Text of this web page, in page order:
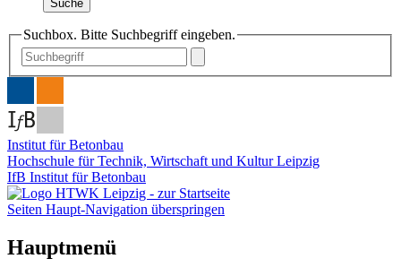
Suche
Suchbox. Bitte Suchbegriff eingeben.
Institut für Betonbau
Hochschule für Technik, Wirtschaft und Kultur Leipzig
IfB Institut für Betonbau
Seiten Haupt-Navigation überspringen
Hauptmenü